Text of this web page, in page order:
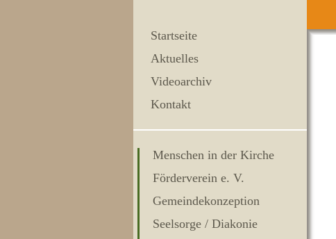
Startseite
Aktuelles
Videoarchiv
Kontakt
Menschen in der Kirche
Förderverein e. V.
Gemeindekonzeption
Seelsorge / Diakonie